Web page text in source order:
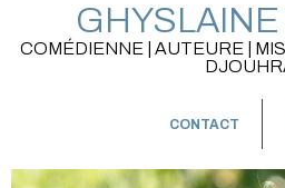
GHYSLAINE
COMÉDIENNE | AUTEURE |
CONTACT